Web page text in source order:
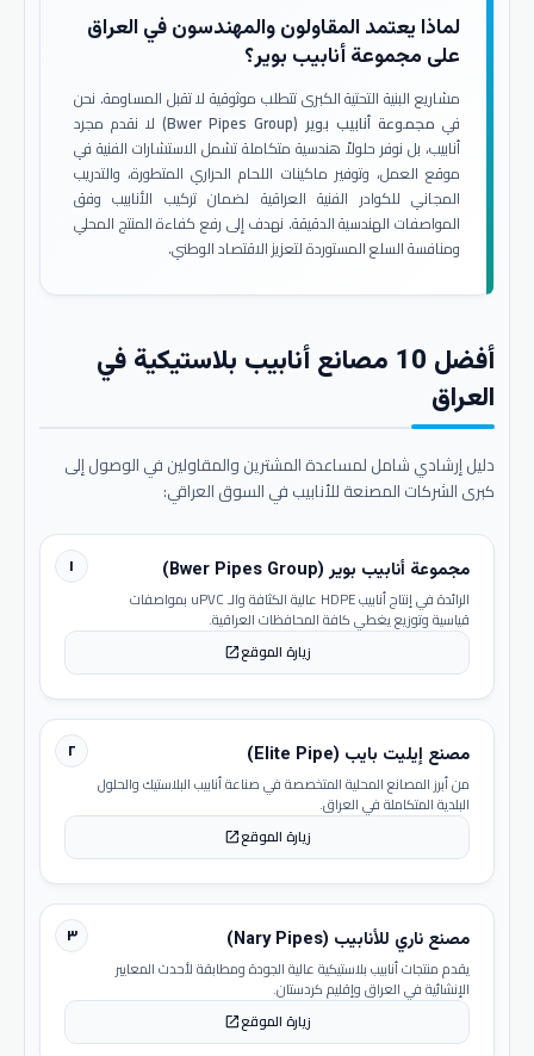
لماذا يعتمد المقاولون والمهندسون في العراق
على مجموعة أنابيب بوير؟
مشاريع البنية التحتية الكبرى تتطلب موثوقية لا تقبل المساومة. نحن
في مجموعة أنابيب بوير (Bwer Pipes Group)
لا نقدم مجرد
أنابيب، بل نوفر حلولاً هندسية متكاملة تشمل الاستشارات الفنية في
موقع العمل، وتوفير ماكينات اللحام الحراري المتطورة، والتدريب
المجاني للكوادر الفنية العراقية لضمان تركيب الأنابيب وفق
المواصفات الهندسية الدقيقة. نهدف إلى رفع كفاءة المنتج المحلي
ومنافسة السلع المستوردة لتعزيز الاقتصاد الوطني.
أفضل 10 مصانع أنابيب بلاستيكية في
العراق
دليل إرشادي شامل لمساعدة المشترين والمقاولين في الوصول إلى
كبرى الشركات المصنعة للأنابيب في السوق العراقي:
١ مجموعة أنابيب بوير (Bwer Pipes Group)
الرائدة في إنتاج أنابيب HDPE عالية الكثافة والـ uPVC بمواصفات
قياسية وتوزيع يغطي كافة المحافظات العراقية.
زيارة الموقعopen_in_new
٢ مصنع إيليت بايب (Elite Pipe)
من أبرز المصانع المحلية المتخصصة في صناعة أنابيب البلاستيك والحلول
البلدية المتكاملة في العراق.
زيارة الموقعopen_in_new
٣ مصنع ناري للأنابيب (Nary Pipes)
يقدم منتجات أنابيب بلاستيكية عالية الجودة ومطابقة لأحدث المعايير
الإنشائية في العراق وإقليم كردستان.
زيارة الموقعopen_in_new